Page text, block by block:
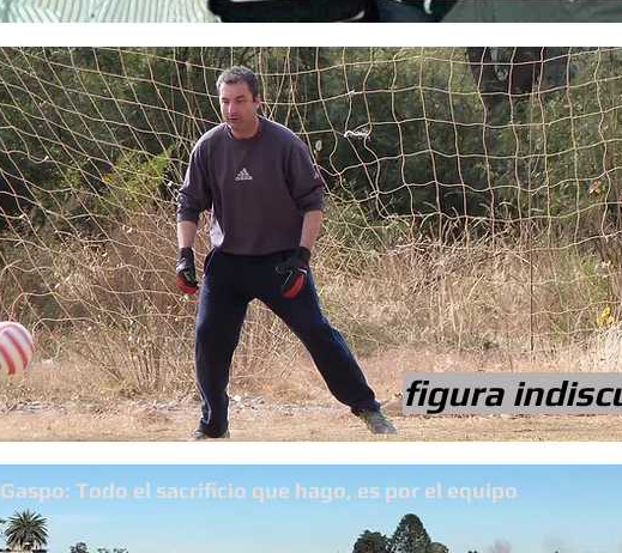
figura
Gaspo: Todo el sacrificio que hago, es por el equipo